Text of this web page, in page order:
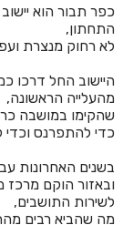
חדרים לפי
חדרים לפי
חדרים לפי
חדרים לפי
חדרים לפי
חדרים לפי
כפר תבור הוא
התחתון,
לא רחוק מנצרת
היישוב החל דרכו
מהעלייה הראשונה,
שהקימו במושבה
כדי להתפרנס
בשנים האחרונות
ובאזור הוקם מרכז
לשירות התושבים,
מה שהביא רבים